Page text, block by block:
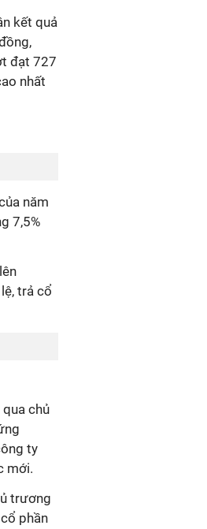
kết quả
đạt 727
nhất
năm
7,5%
trả cổ
chủ
ty
mới.
trương
phần